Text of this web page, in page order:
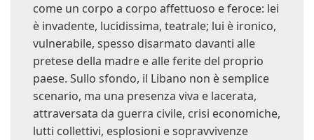
come un corpo a corpo affettuoso e feroce: lei
è invadente, lucidissima, teatrale; lui è ironico,
vulnerabile, spesso disarmato davanti alle
pretese della madre e alle ferite del proprio
paese. Sullo sfondo, il Libano non è semplice
scenario, ma una presenza viva e lacerata,
attraversata da guerra civile, crisi economiche,
lutti collettivi, esplosioni e sopravvivenze